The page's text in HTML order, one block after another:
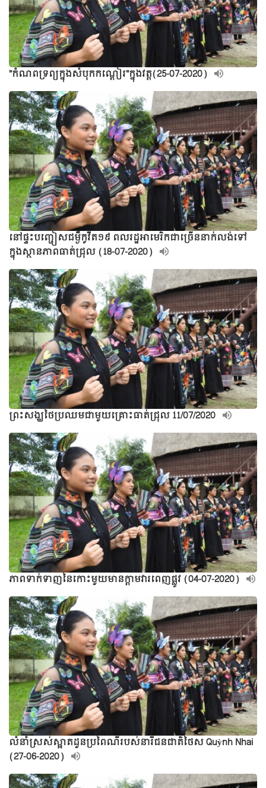
"កំណពទ្រព្យក្នុងសំបុកកណ្តៀរ"ក្នុងវត្ត(25-07-2020)
នៅផ្ទះបញ្ជៀសជម្ងឺកូវីត១៩ ពលរដ្ឋអាមេរិកជាច្រើននាក់លង់ទៅ
ក្នុងស្ថានភាពធាត់ជ្រុល (18-07-2020)
ព្រះសង្ឃថៃប្រឈមជាមួយគ្រោះធាត់ជ្រុល 11/07/2020
ភាពទាក់ទាញនៃកោះមួយមានក្តាមវារពេញផ្លូវ (04-07-2020)
លំនាំស្រស់ស្អាតដួនប្រពៃណីរបស់នារីជនជាតិថៃស Quỳnh Nhai
(27-06-2020)